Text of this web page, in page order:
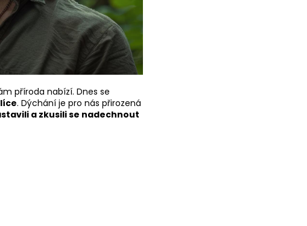
příroda nabízí. Dnes se
. Dýchání je pro nás přirozená
a zkusili se nadechnout